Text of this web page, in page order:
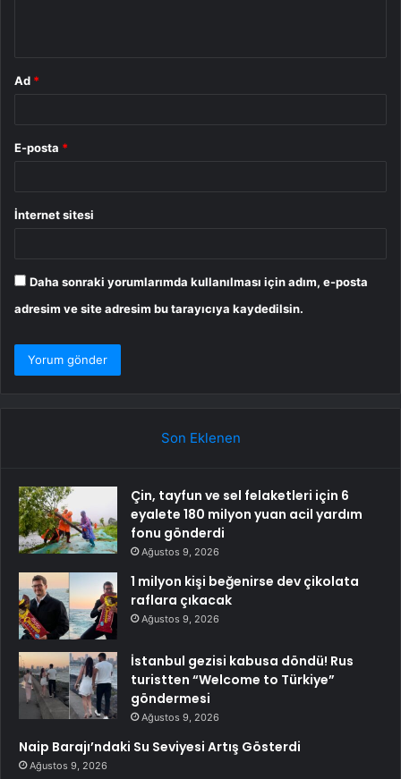
Ad *
E-posta *
İnternet sitesi
Daha sonraki yorumlarımda kullanılması için adım, e-posta
adresim ve site adresim bu tarayıcıya kaydedilsin.
Son Eklenen
Çin, tayfun ve sel felaketleri için 6
eyalete 180 milyon yuan acil yardım
fonu gönderdi
Ağustos 9, 2026
1 milyon kişi beğenirse dev çikolata
raflara çıkacak
Ağustos 9, 2026
İstanbul gezisi kabusa döndü! Rus
turistten “Welcome to Türkiye”
göndermesi
Ağustos 9, 2026
Naip Barajı’ndaki Su Seviyesi Artış Gösterdi
Ağustos 9, 2026